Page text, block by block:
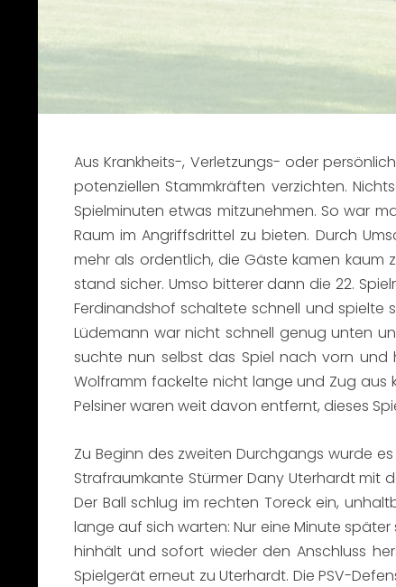
Aus Krankheits-, Verletzungs- oder
potenziellen Stammkräften verzichten.
Spielminuten etwas mitzunehmen. So war
Raum im Angriffsdrittel zu bieten. Durch
mehr als ordentlich, die Gäste kamen kaum
stand sicher. Umso bitterer dann die 22.
Ferdinandshof schaltete schnell und spielte
Lüdemann war nicht schnell genug unten
suchte nun selbst das Spiel nach vorn und
Wolframm fackelte nicht lange und Zug aus
Pelsiner waren weit davon entfernt, dieses
Zu Beginn des zweiten Durchgangs wurde
Strafraumkante Stürmer Dany Uterhardt mit
Der Ball schlug im rechten Toreck ein,
lange auf sich warten: Nur eine Minute
hinhält und sofort wieder den Anschluss
Spielgerät erneut zu Uterhardt. Die PSV-